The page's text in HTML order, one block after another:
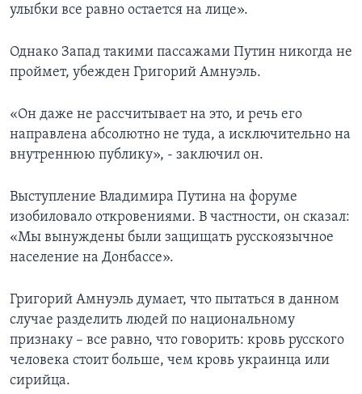
улыбки все равно остается на лице».
Однако Запад такими пассажами Путин никогда не
проймет, убежден Григорий Амнуэль.
«Он даже не рассчитывает на это, и речь его
направлена абсолютно не туда, а исключительно на
внутреннюю публику», - заключил он.
Выступление Владимира Путина на форуме
изобиловало откровениями. В частности, он сказал:
«Мы вынуждены были защищать русскоязычное
население на Донбассе».
Григорий Амнуэль думает, что пытаться в данном
случае разделить людей по национальному
признаку – все равно, что говорить: кровь русского
человека стоит больше, чем кровь украинца или
сирийца.